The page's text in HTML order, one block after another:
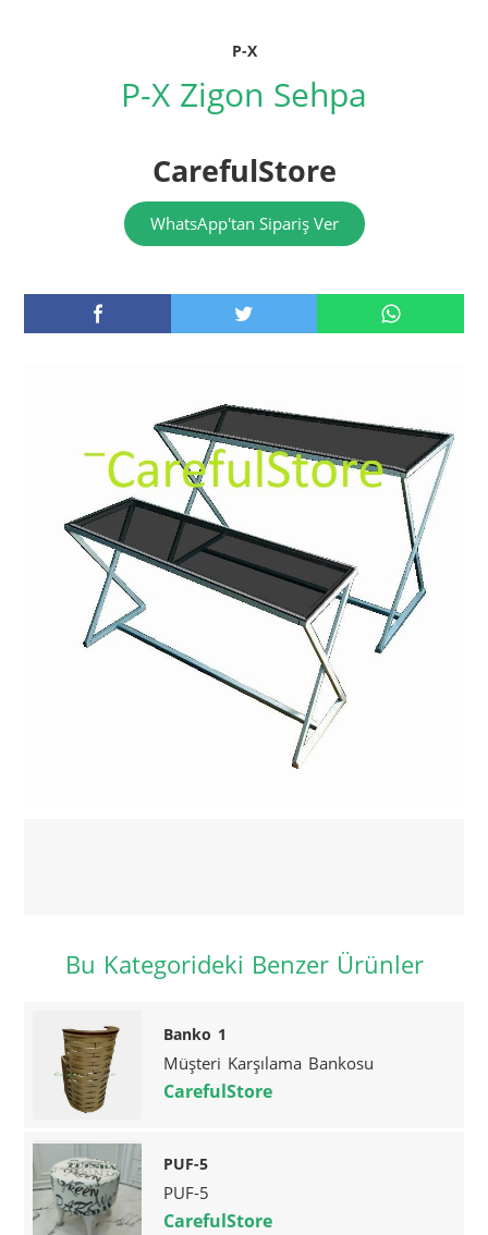
P-X
P-X Zigon Sehpa
CarefulStore
WhatsApp'tan Sipariş Ver
Bu Kategorideki Benzer Ürünler
Banko 1
Müşteri Karşılama Bankosu
CarefulStore
PUF-5
PUF-5
CarefulStore